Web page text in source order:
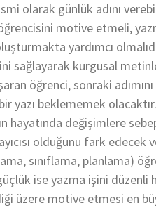
olarak günlük adını
motive etmeli,
yardımcı
sağlayarak kurgusal
öğrenci, sonraki
yazı beklememek
hayatında değişimlere
olduğunu fark
sınıflama, planlama)
ise yazma işini
üzere motive etmesi en